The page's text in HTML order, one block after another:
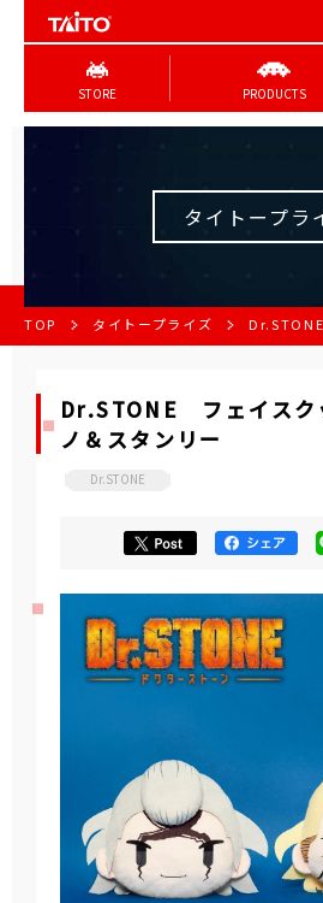
STORE PRODUCTS
タイトープラ
TOP タイトープライズ
Dr.STONE フェイス
ノ＆スタンリー
Dr.STONE